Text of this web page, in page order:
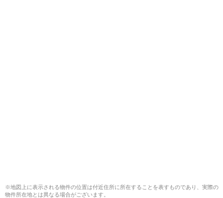
※地図上に表示される物件の位置は付近住所に所在することを表すものであり、実際の
物件所在地とは異なる場合がございます。